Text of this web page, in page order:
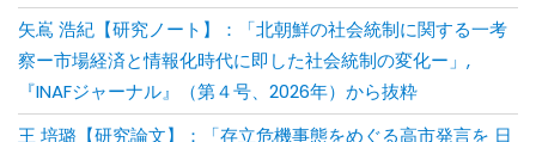
矢嶌 浩紀【研究ノート】：「北朝鮮の社会統制に関する一考
察ー市場経済と情報化時代に即した社会統制の変化ー」,
『INAFジャーナル』（第４号、2026年）から抜粋
王 培璐【研究論文】：「存⽴危機事態をめぐる⾼市発⾔を ⽇